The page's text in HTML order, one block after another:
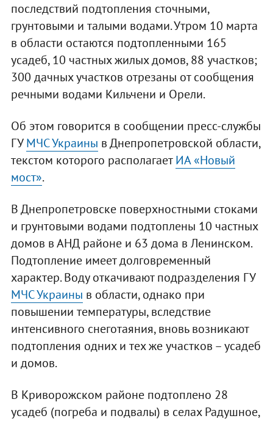
последствий подтопления сточными,
грунтовыми и талыми водами. Утром 10 марта
в области остаются подтопленными 165
усадеб, 10 частных жилых домов, 88 участков;
300 дачных участков отрезаны от сообщения
речными водами Кильчени и Орели.
Об этом говорится в сообщении пресс-службы
ГУМЧС Украины в Днепропетровской области,
текстом которого располагаетИА «Новый
мост».
В Днепропетровске поверхностными стоками
и грунтовыми водами подтоплены 10 частных
домов в АНД районе и 63 дома в Ленинском.
Подтопление имеет долговременный
характер. Воду откачивают подразделения ГУ
МЧС Украины в области, однако при
повышении температуры, вследствие
интенсивного снеготаяния, вновь возникают
подтопления одних и тех же участков – усадеб
и домов.
В Криворожском районе подтоплено 28
усадеб (погреба и подвалы) в селах Радушное,